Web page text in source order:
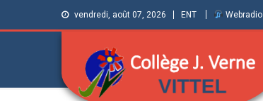
vendredi, août 07, 2026 ENT Webradio